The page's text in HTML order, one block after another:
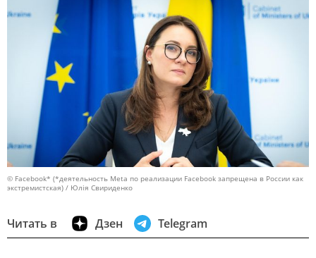
© Facebook* (*деятельность Meta по реализации Facebook запрещена в России как
экстремистская) / Юлія Свириденко
Читать в Дзен Telegram